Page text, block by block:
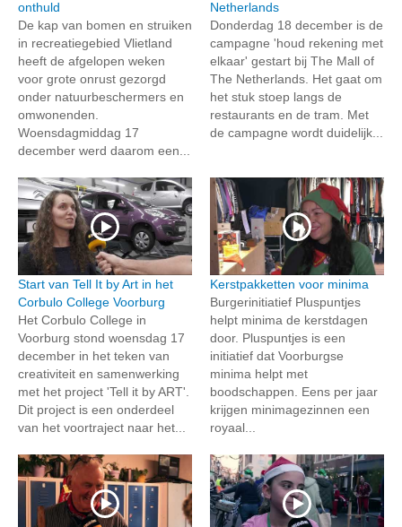
onthuld
De kap van bomen en struiken
in recreatiegebied Vlietland
heeft de afgelopen weken
voor grote onrust gezorgd
onder natuurbeschermers en
omwonenden.
Woensdagmiddag 17
december werd daarom een...
Netherlands
Donderdag 18 december is de
campagne 'houd rekening met
elkaar' gestart bij The Mall of
The Netherlands. Het gaat om
het stuk stoep langs de
restaurants en de tram. Met
de campagne wordt duidelijk...
Start van Tell It by Art in het
Corbulo College Voorburg
Het Corbulo College in
Voorburg stond woensdag 17
december in het teken van
creativiteit en samenwerking
met het project 'Tell it by ART'.
Dit project is een onderdeel
van het voortraject naar het...
Kerstpakketten voor minima
Burgerinitiatief Pluspuntjes
helpt minima de kerstdagen
door. Pluspuntjes is een
initiatief dat Voorburgse
minima helpt met
boodschappen. Eens per jaar
krijgen minimagezinnen een
royaal...